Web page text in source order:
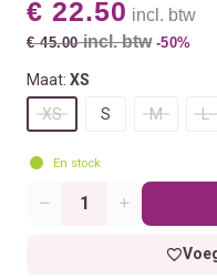
€ 22.50 incl. btw
€ 45.00incl. btw -50%
Maat: XS
XS
S M L
En stock
Aantal